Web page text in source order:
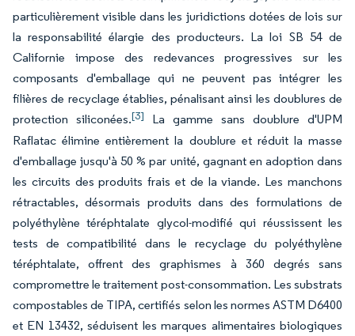
particulièrement visible dans les juridictions dotées de lois sur
la responsabilité élargie des producteurs. La loi SB 54 de
Californie impose des redevances progressives sur les
composants d'emballage qui ne peuvent pas intégrer les
filières de recyclage établies, pénalisant ainsi les doublures de
protection siliconées.[3]
La gamme sans doublure d'UPM
Raflatac élimine entièrement la doublure et réduit la masse
d'emballage jusqu'à 50 % par unité, gagnant en adoption dans
les circuits des produits frais et de la viande. Les manchons
rétractables, désormais produits dans des formulations de
polyéthylène téréphtalate glycol-modifié qui réussissent les
tests de compatibilité dans le recyclage du polyéthylène
téréphtalate, offrent des graphismes à 360 degrés sans
compromettre le traitement post-consommation. Les substrats
compostables de TIPA, certifiés selon les normes ASTM D6400
et EN 13432, séduisent les marques alimentaires biologiques